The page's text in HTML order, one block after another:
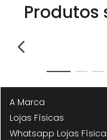
Produtos
A Marca
Lojas Físicas
Whatsapp Lojas